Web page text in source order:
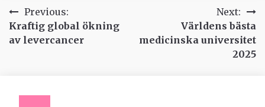
Inläggsnavigering
Previous:
Kraftig global ökning
av levercancer
Next:
Världens bästa
medicinska universitet
2025